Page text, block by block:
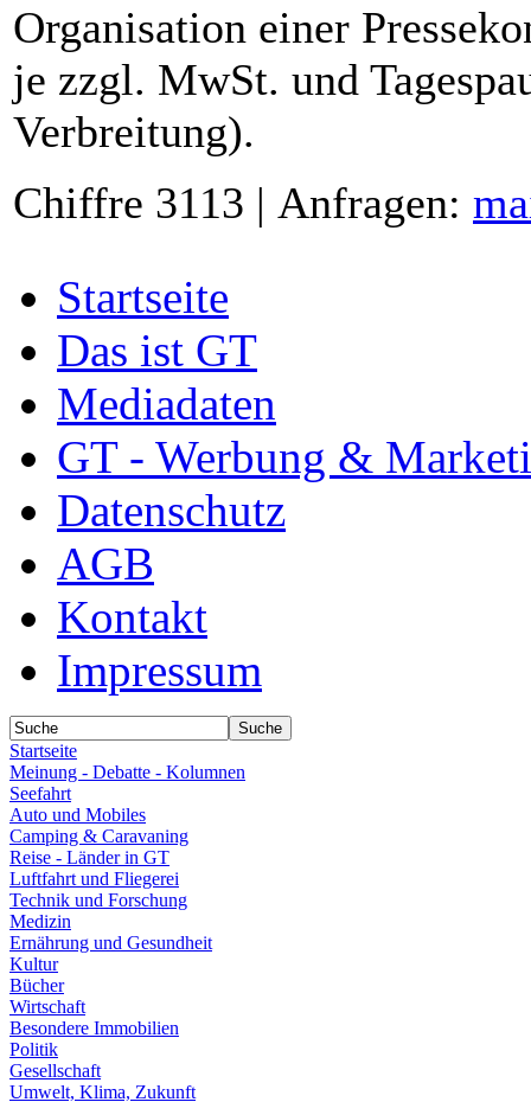
Organisation einer
je zzgl. MwSt. und
Verbreitung).
Chiffre 3113 | Anfragen:
Startseite
Das ist GT
Mediadaten
GT - Werbung &
Datenschutz
AGB
Kontakt
Impressum
Startseite
Meinung - Debatte - Kolumnen
Seefahrt
Auto und Mobiles
Camping & Caravaning
Reise - Länder in GT
Luftfahrt und Fliegerei
Technik und Forschung
Medizin
Ernährung und Gesundheit
Kultur
Bücher
Wirtschaft
Besondere Immobilien
Politik
Gesellschaft
Umwelt, Klima, Zukunft